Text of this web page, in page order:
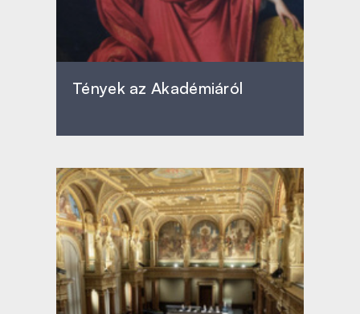
Tények az Akadémiáról